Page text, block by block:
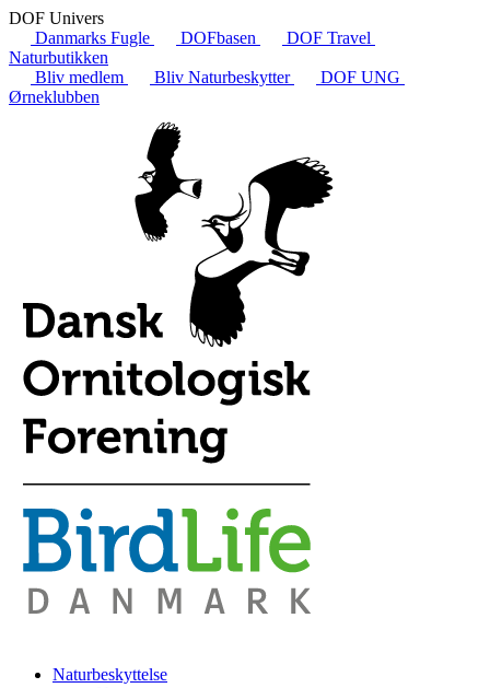
DOF Univers
Danmarks Fugle
DOFbasen
DOF Travel
Naturbutikken
Bliv medlem
Bliv Naturbeskytter
DOF UNG
Ørneklubben
Naturbeskyttelse